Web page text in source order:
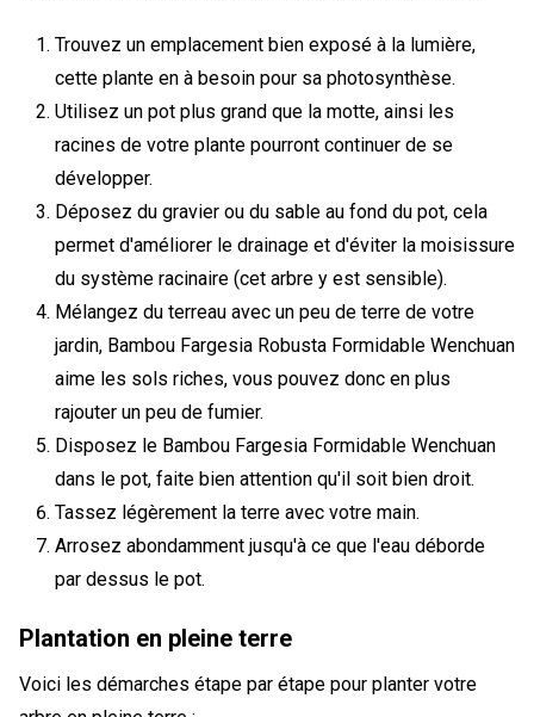
Trouvez un emplacement bien exposé à la lumière,
cette plante en à besoin pour sa photosynthèse.
Utilisez un pot plus grand que la motte, ainsi les
racines de votre plante pourront continuer de se
développer.
Déposez du gravier ou du sable au fond du pot, cela
permet d'améliorer le drainage et d'éviter la moisissure
du système racinaire (cet arbre y est sensible).
Mélangez du terreau avec un peu de terre de votre
jardin, Bambou Fargesia Robusta Formidable Wenchuan
aime les sols riches, vous pouvez donc en plus
rajouter un peu de fumier.
Disposez le Bambou Fargesia Formidable Wenchuan
dans le pot, faite bien attention qu'il soit bien droit.
Tassez légèrement la terre avec votre main.
Arrosez abondamment jusqu'à ce que l'eau déborde
par dessus le pot.
Plantation en pleine terre
Voici les démarches étape par étape pour planter votre